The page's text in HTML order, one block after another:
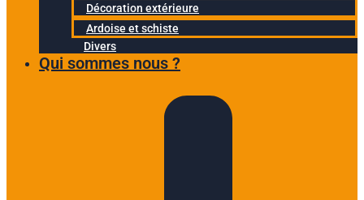
Décoration extérieure
Ardoise et schiste
Divers
Qui sommes nous ?